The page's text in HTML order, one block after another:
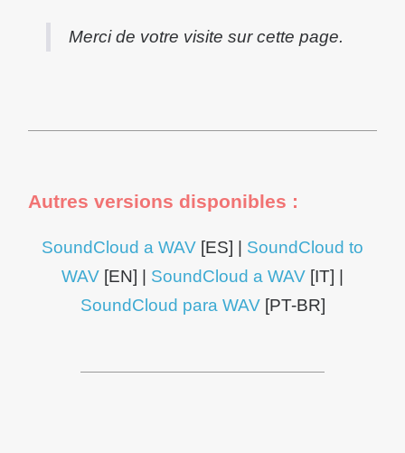
Merci de votre visite sur cette page.
Autres versions disponibles :
SoundCloud a WAV [ES] | SoundCloud to
WAV [EN] | SoundCloud a WAV [IT] |
SoundCloud para WAV[PT-BR]